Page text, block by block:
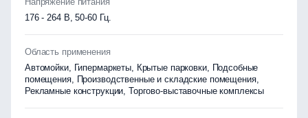
176 - 264 В, 50-60 Гц.
Область применения
Автомойки, Гипермаркеты, Крытые парковки, Подсобные
помещения, Производственные и складские помещения,
Рекламные конструкции, Торгово-выставочные комплексы